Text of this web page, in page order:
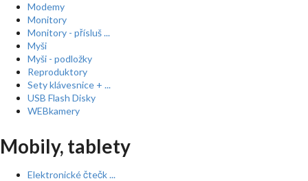
Modemy
Monitory
Monitory - přísluš ...
Myši
Myši - podložky
Reproduktory
Sety klávesnice + ...
USB Flash Disky
WEBkamery
Mobily, tablety
Elektronické čtečk ...